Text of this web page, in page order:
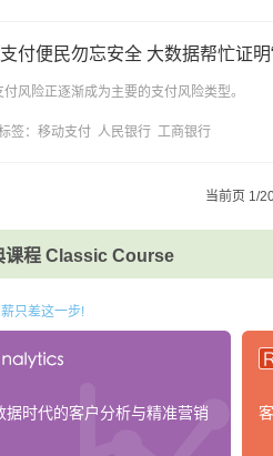
付便民勿忘安全 大数据帮忙证明
付风险正逐渐成为主要的支付风险类型。
签： 移动支付 人民银行 工商银行
当前页 1/
课程 Classic Course
只差这一步!
据时代的客户分析与精准营销